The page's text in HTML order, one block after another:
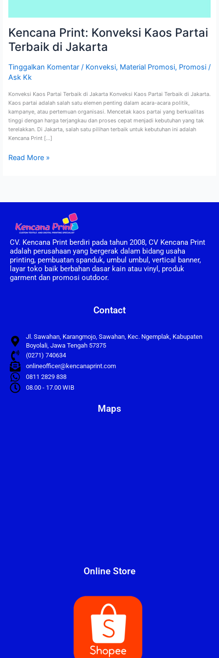
Kencana Print: Konveksi Kaos Partai
Terbaik di Jakarta
Tinggalkan Komentar / Konveksi, Material Promosi, Promosi/
Ask Kk
Konveksi Kaos Partai Terbaik di Jakarta Konveksi Kaos Partai Terbaik di Jakarta.
Kaos partai adalah salah satu elemen penting dalam acara-acara politik,
kampanye, atau pertemuan organisasi. Mencetak kaos partai yang berkualitas
tinggi dengan harga terjangkau dan proses cepat menjadi kebutuhan yang tak
terelakkan. Di Jakarta, salah satu pilihan terbaik untuk kebutuhan ini adalah
Kencana Print […]
Read More »
CV. Kencana Print berdiri pada tahun 2008, CV Kencana Print
adalah perusahaan yang bergerak dalam bidang usaha
printing, pembuatan spanduk, umbul umbul, vertical banner,
layar toko baik berbahan dasar kain atau vinyl, produk
garment dan promosi outdoor.
Contact
Jl. Sawahan, Karangmojo, Sawahan, Kec. Ngemplak, Kabupaten
Boyolali, Jawa Tengah 57375
(0271) 740634
onlineofficer@kencanaprint.com
0811 2829 838
08.00 - 17.00 WIB
Maps
Online Store